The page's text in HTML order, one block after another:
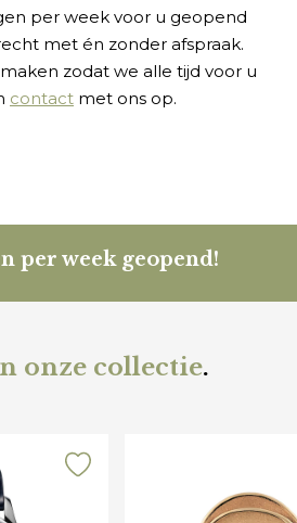
per week voor u geopend
met én zonder afspraak.
zodat we alle tijd voor u
contact met ons op.
per week geopend!
onze collectie.